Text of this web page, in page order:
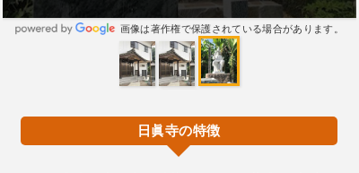
画像は著作権で保護されている場合があります。
日眞寺の特徴